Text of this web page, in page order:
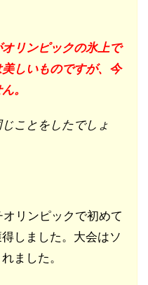
オリンピックの氷上で
しいものですが、今
。
ことをしたでしょ
リンピックで初めて
しました。大会はソ
ました。